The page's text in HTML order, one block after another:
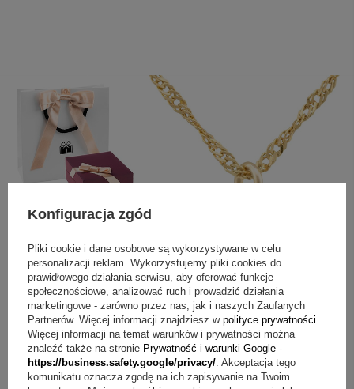
Konfiguracja zgód
Pliki cookie i dane osobowe są wykorzystywane w celu
personalizacji reklam. Wykorzystujemy pliki cookies do
prawidłowego działania serwisu, aby oferować funkcje
społecznościowe, analizować ruch i prowadzić działania
marketingowe - zarówno przez nas, jak i naszych Zaufanych
Partnerów. Więcej informacji znajdziesz w polityce prywatności
Więcej informacji na temat warunków i prywatności można
znaleźć także na stronie Prywatność i warunki Google -
https://business.safety.google/privacy/ . Akceptacja tego
komunikatu oznacza zgodę na ich zapisywanie na Twoim